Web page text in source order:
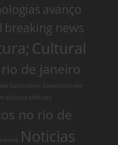
avanço
breaking news
Cultural
de janeiro
Sustentável Especialista em
veículos elétricos
no rio de
Noticias